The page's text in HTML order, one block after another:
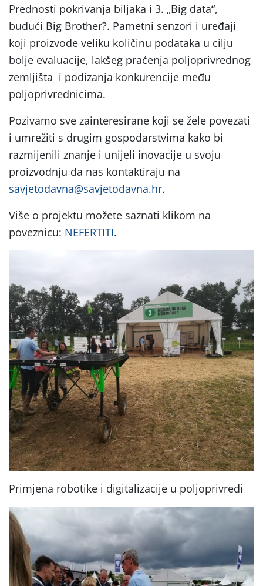
Prednosti pokrivanja biljaka i 3. „Big data“,
budući Big Brother?. Pametni senzori i uređaji
koji proizvode veliku količinu podataka u cilju
bolje evaluacije, lakšeg praćenja poljoprivrednog
zemljišta i podizanja konkurencije među
poljoprivrednicima.
Pozivamo sve zainteresirane koji se žele povezati
i umrežiti s drugim gospodarstvima kako bi
razmijenili znanje i unijeli inovacije u svoju
proizvodnju da nas kontaktiraju na
savjetodavna@savjetodavna.hr.
Više o projektu možete saznati klikom na
poveznicu: NEFERTITI.
Primjena robotike i digitalizacije u poljoprivredi